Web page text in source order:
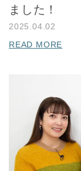
ました！
2025.04.02
READ MORE